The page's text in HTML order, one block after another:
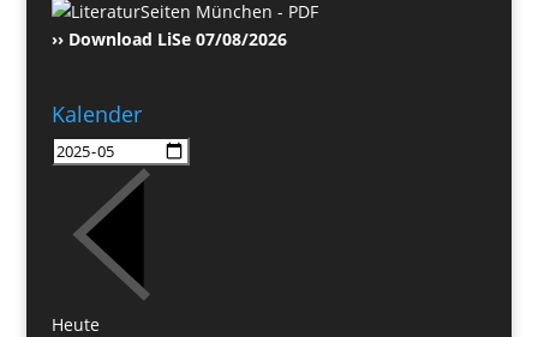
›› Download LiSe 07/08/2026
Kalender
Heute